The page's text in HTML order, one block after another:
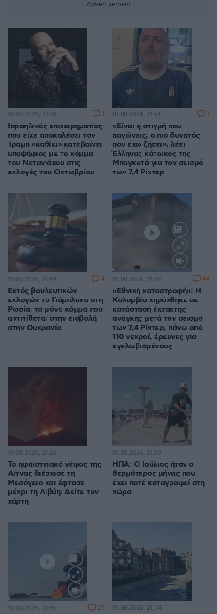
Ισραηλινός επιχειρηματίας
που είχε αποκαλέσει τον
Τραμπ «καθίκι» κατεβαίνει
υποψήφιος με το κόμμα
του Νετανιάχου στις
εκλογές του Οκτωβρίου
10.08.2026, 22:01 1
«Είναι η στιγμή που
παγώνεις, ο πιο δυνατός
που έχω ζήσει», λέει
Έλληνας κάτοικος της
Μπογκοτά για τον σεισμό
των 7,4 Ρίχτερ
10.08.2026, 21:54 1
Εκτός βουλευτικών
εκλογών το Γιάμπλακο στη
Ρωσία, το μόνο κόμμα που
αντιτίθεται στην εισβολή
στην Ουκρανία
10.08.2026, 21:49 4
Loaded
100.00%
«Εθνική καταστροφή»: Η
Κολομβία κηρύχθηκε σε
κατάσταση έκτακτης
ανάγκης μετά τον σεισμό
των 7,4 Ρίχτερ, πάνω από
110 νεκροί, έρευνες για
εγκλωβισμένους
10.08.2026, 21:38 44
Το ηφαιστειακό νέφος της
Αίτνας διέσχισε τη
Μεσόγειο και έφτασε
μέχρι τη Λιβύη: Δείτε τον
χάρτη
10.08.2026, 21:26
ΗΠΑ: Ο Ιούλιος ήταν ο
θερμότερος μήνας που
έχει ποτέ καταγραφεί στη
χώρα
10.08.2026, 21:20
Loaded:
100.00%
10.08.2026, 21:15 25 10.08.2026, 21:04